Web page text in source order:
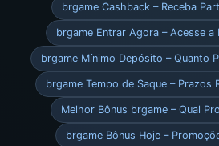
brgame Cashback – Receba
brgame Entrar Agora – Acesse a
brgame Mínimo Depósito – Quanto
brgame Tempo de Saque – Prazos
Melhor Bônus brgame – Qual
brgame Bônus Hoje –